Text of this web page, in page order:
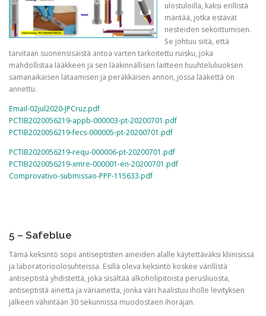
ulostuloilla, kaksi erillistä
mäntää, jotka estävät
nesteiden sekoittumisen.
Se johtuu siitä, että
tarvitaan suonensisäistä antoa varten tarkoitettu ruisku, joka
mahdollistaa lääkkeen ja sen lääkinnällisen laitteen huuhteluliuoksen
samanaikaisen lataamisen ja peräkkäisen annon, jossa lääkettä on
annettu.
Email-02jul2020-JPCruz.pdf
PCTIB2020056219-appb-000003-pt-20200701.pdf
PCTIB2020056219-fecs-000005-pt-20200701.pdf
PCTIB2020056219-requ-000006-pt-20200701.pdf
PCTIB2020056219-xmre-000001-en-20200701.pdf
Comprovativo-submissao-PPP-115633.pdf
5 – Safeblue
Tämä keksintö sopii antiseptisten aineiden alalle käytettäväksi kliinisissä
ja laboratorioolosuhteissa. Esillä oleva keksintö koskee värillistä
antiseptistä yhdistettä, joka sisältää alkoholipitoista perusliuosta,
antiseptistä ainetta ja väriainetta, jonka väri haalistuu iholle levityksen
jälkeen vähintään 30 sekunnissa muodostaen ihorajan.